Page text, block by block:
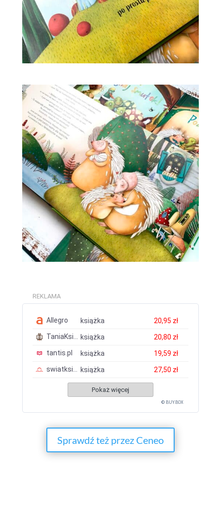
REKLAMA
Allegro książka
20,95 zł
TaniaKsiazka.pl
książka
20,80 zł
tantis.pl
książka
19,59 zł
swiatksiazki.pl
książka 27,50 zł
Pokaż więcej
© BUY.BOX
Sprawdź też przez Ceneo